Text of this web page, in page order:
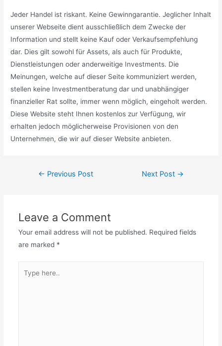
Jeder Handel ist riskant. Keine Gewinngarantie. Jeglicher Inhalt
unserer Webseite dient ausschließlich dem Zwecke der
Information und stellt keine Kauf oder Verkaufsempfehlung
dar. Dies gilt sowohl für Assets, als auch für Produkte,
Dienstleistungen oder anderweitige Investments. Die
Meinungen, welche auf dieser Seite kommuniziert werden,
stellen keine Investmentberatung dar und unabhängiger
finanzieller Rat sollte, immer wenn möglich, eingeholt werden.
Diese Website steht Ihnen kostenlos zur Verfügung, wir
erhalten jedoch möglicherweise Provisionen von den
Unternehmen, die wir auf dieser Website anbieten.
Post← Previous Post Next Post →
Leave a Comment
Your email address will not be published. Required fields
are marked *
here..